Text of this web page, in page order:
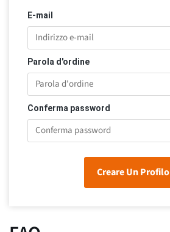
E-mail
Parola d'ordine
Conferma password
Creare Un Profilo